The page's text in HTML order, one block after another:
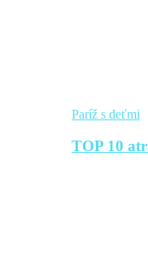
Paríž s deťmi
TOP 10